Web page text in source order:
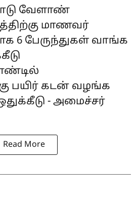
வேளாண்
மாணவர்
6 பேருந்துகள் வாங்க
பயிர் கடன் வழங்க
ஒதுக்கீடு - அமைச்சர்
Read More